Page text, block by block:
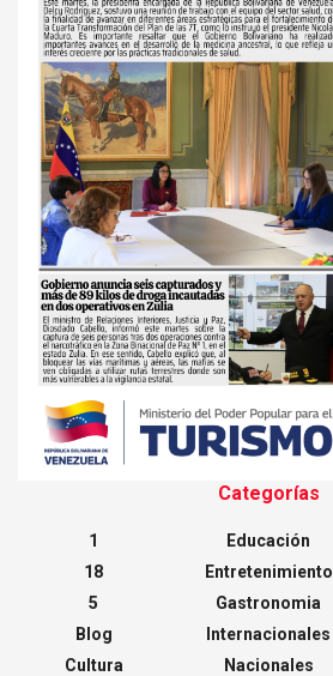
Categorías
1
18
5
Blog
Cultura
Educación
Entretenimiento
Gastronomia
Internacionales
Nacionales